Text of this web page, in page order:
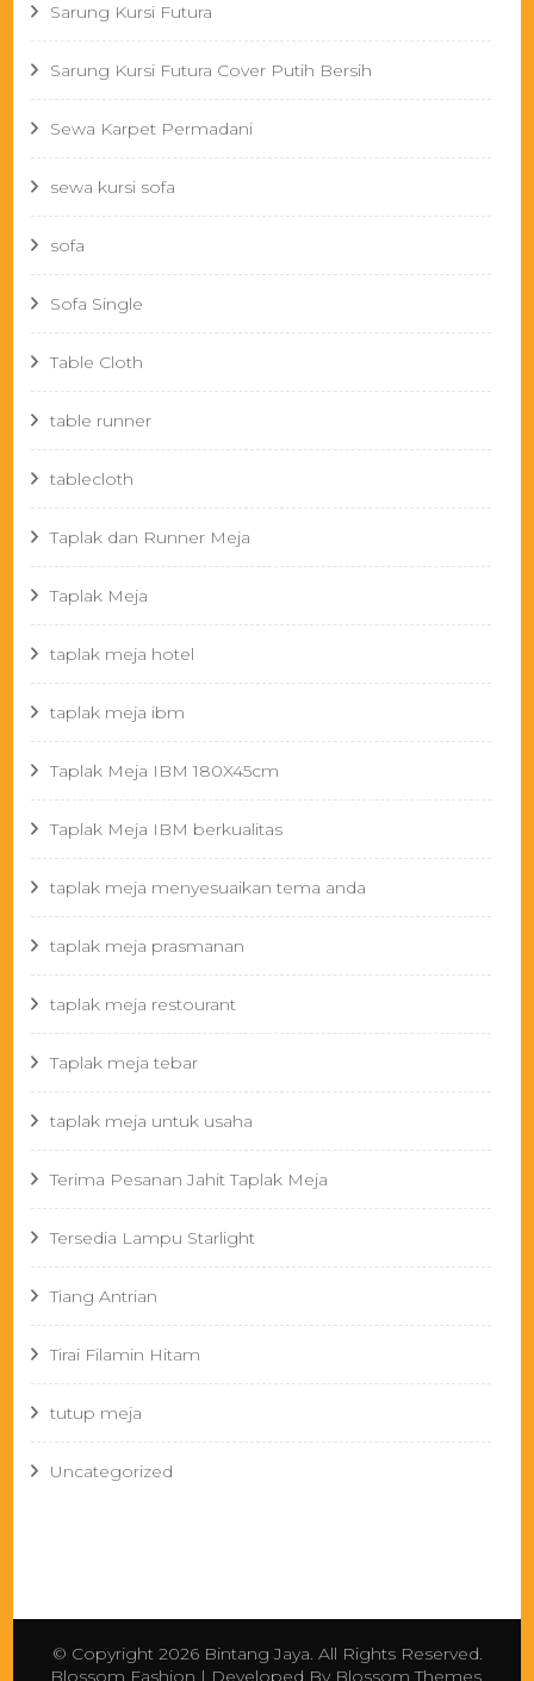
Sarung Kursi Futura
Sarung Kursi Futura Cover Putih Bersih
Sewa Karpet Permadani
sewa kursi sofa
sofa
Sofa Single
Table Cloth
table runner
tablecloth
Taplak dan Runner Meja
Taplak Meja
taplak meja hotel
taplak meja ibm
Taplak Meja IBM 180X45cm
Taplak Meja IBM berkualitas
taplak meja menyesuaikan tema anda
taplak meja prasmanan
taplak meja restourant
Taplak meja tebar
taplak meja untuk usaha
Terima Pesanan Jahit Taplak Meja
Tersedia Lampu Starlight
Tiang Antrian
Tirai Filamin Hitam
tutup meja
Uncategorized
© Copyright 2026 Bintang Jaya. All Rights Reserved.
Blossom Fashion | Developed ByBlossom Themes.